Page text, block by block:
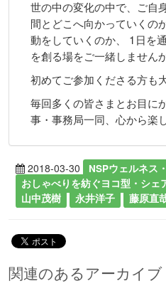
世の中の変化の中で、ご自
間とどこへ向かっていくの
動をしていくのか、 1日を
を創る場をご一緒しませんか
初めてご参加くださる方も
毎回多くの皆さまとお目に
事・事務局一同、心から楽
2018-03-30
NSPウェルネス
おしゃべりを紡ぐヨコ型・シェ
山中茂樹
永井洋子 藤原直
関連のあるアーカイブ